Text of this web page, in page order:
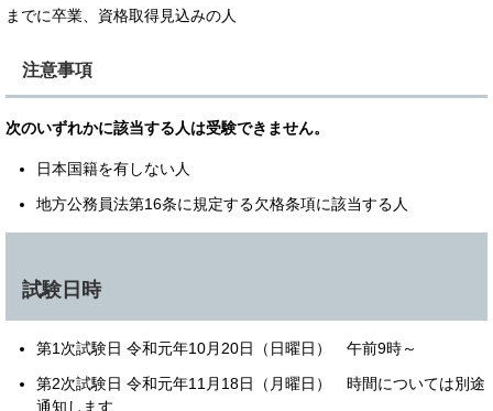
までに卒業、資格取得見込みの人
注意事項
次のいずれかに該当する人は受験できません。
日本国籍を有しない人
地方公務員法第16条に規定する欠格条項に該当する人
試験日時
第1次試験日 令和元年10月20日（日曜日） 午前9時～
第2次試験日 令和元年11月18日（月曜日） 時間については別途
通知します